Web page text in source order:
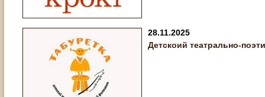
28.11.2025
Детскоий театрально-